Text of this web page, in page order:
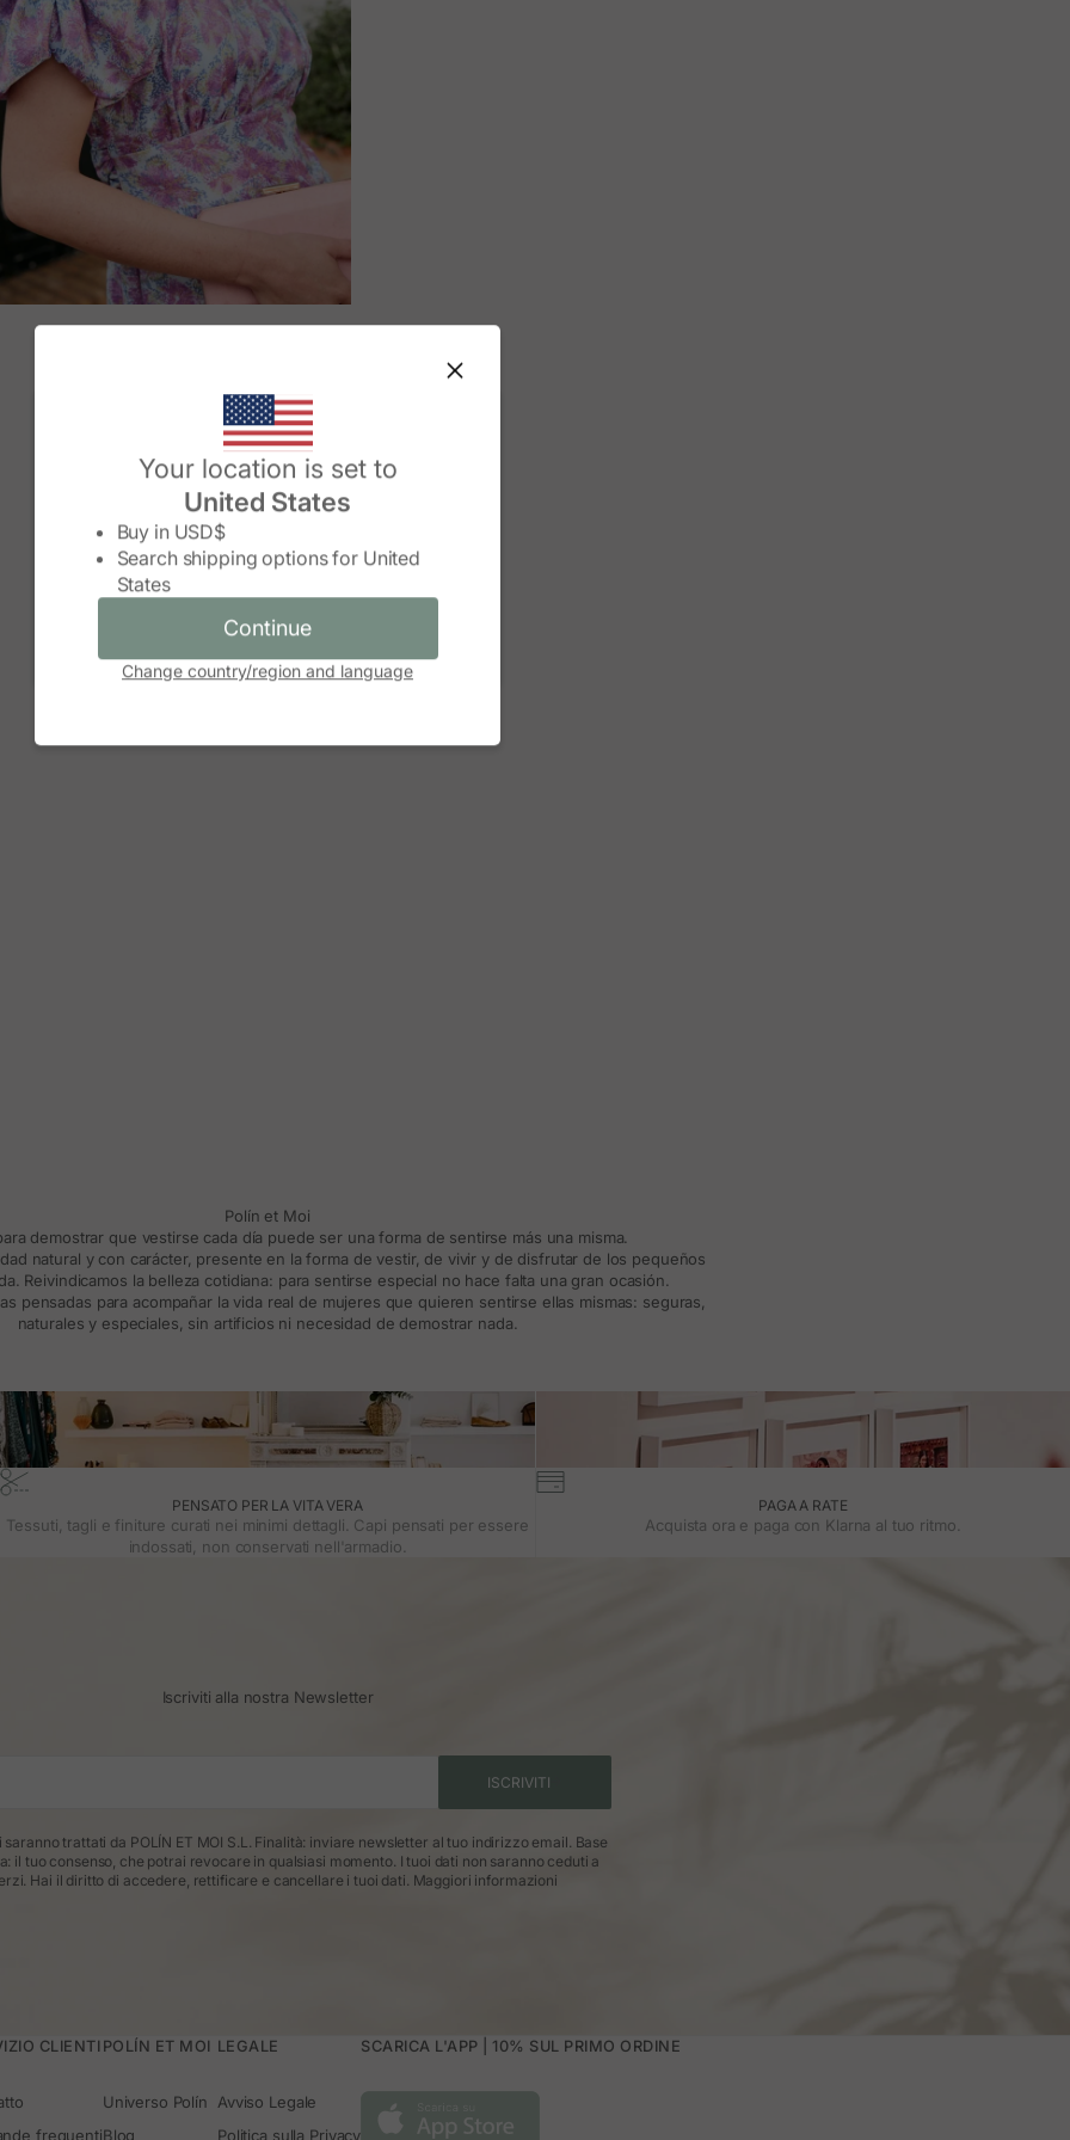
Your location is set to
United States
Buy in USD$
Search shipping options for United
States
Continue
Change country/region and language
Change country/region
Continue
Polín et Moi
demostrar que vestirse cada día puede ser una forma de sentirse más una misma.
natural y con carácter, presente en la forma de vestir, de vivir y de disfrutar de los pequeños
Reivindicamos la belleza cotidiana: para sentirse especial no hace falta una gran ocasión.
pensadas para acompañar la vida real de mujeres que quieren sentirse ellas mismas: seguras,
naturales y especiales, sin artificios ni necesidad de demostrar nada.
PENSATO PER LA VITA VERA
Tessuti, tagli e finiture curati nei minimi dettagli. Capi pensati per essere
indossati, non conservati nell'armadio.
PAGA A RATE
Acquista ora e paga con Klarna al tuo ritmo.
Iscriviti alla nostra Newsletter
ISCRIVITI
saranno trattati da POLÍN ET MOI S.L. Finalità: inviare newsletter al tuo indirizzo email. Base
il tuo consenso, che potrai revocare in qualsiasi momento. I tuoi dati non saranno ceduti a
Hai il diritto di accedere, rettificare e cancellare i tuoi dati. Maggiori informazioni
CLIENTI
frequenti
POLÍN ET MOI
Universo Polín
Blog
LEGALE
Avviso Legale
Politica sulla Privacy
SCARICA L'APP | 10% SUL PRIMO ORDINE